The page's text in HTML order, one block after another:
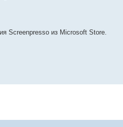
Screenpresso из Microsoft Store.